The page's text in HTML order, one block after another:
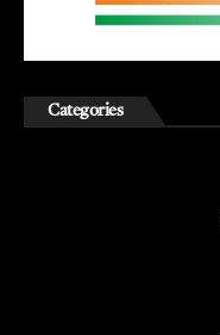
Categories